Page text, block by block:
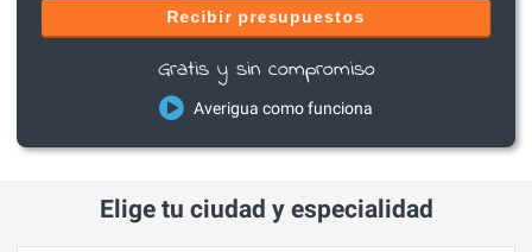
Recibir presupuestos
Gratis y sin compromiso
Averigua como funciona
Elige tu ciudad y especialidad